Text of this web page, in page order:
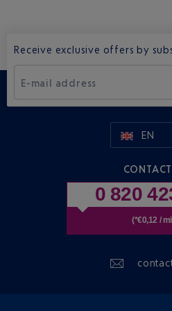
Receive exclusive offers by
E-mail address
EN
0 820
(*€0,12 /